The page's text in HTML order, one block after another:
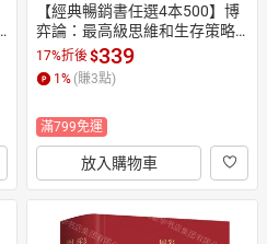
【經典暢銷書任選4本500】博
弈論：最高級思維和生存策略
（附碼01）丨天龍圖書簡體字
專賣店丨978755025227101 (tl
2605_中智)
17%折後$339
1 % (賺3點)
滿799免運
放入購物車